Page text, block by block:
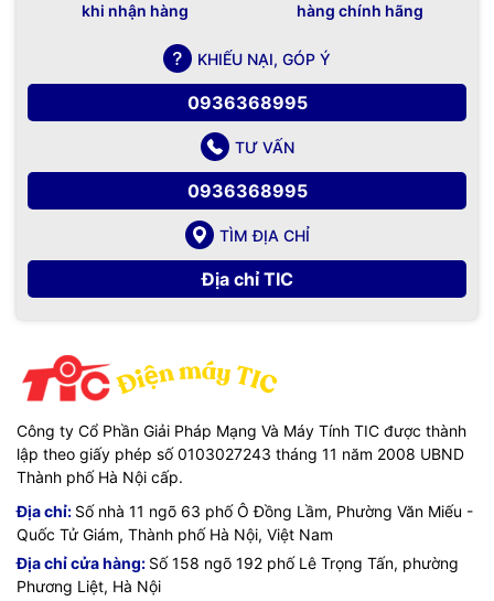
khi nhận hàng
hàng chính hãng
KHIẾU NẠI, GÓP Ý
0936368995
TƯ VẤN
0936368995
TÌM ĐỊA CHỈ
Địa chỉ TIC
Công ty Cổ Phần Giải Pháp Mạng Và Máy Tính TIC được thành
lập theo giấy phép số 0103027243 tháng 11 năm 2008 UBND
Thành phố Hà Nội cấp.
Địa chỉ: Số nhà 11 ngõ 63 phố Ô Đồng Lầm, Phường Văn Miếu -
Quốc Tử Giám, Thành phố Hà Nội, Việt Nam
Địa chỉ cửa hàng: Số 158 ngõ 192 phố Lê Trọng Tấn, phường
Phương Liệt, Hà Nội